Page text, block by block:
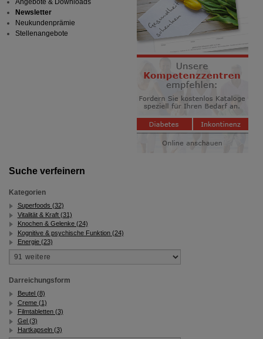
Suche verfeinern
Kategorien
Superfoods (32)
Vitalität & Kraft (31)
Knochen & Gelenke (24)
Kognitive & psychische Funktion (24)
Energie (23)
Darreichungsform
Beutel (8)
Creme (1)
Filmtabletten (3)
Gel (3)
Hartkapseln (3)
Newsletter
Neukundenprämie
Stellenangebote